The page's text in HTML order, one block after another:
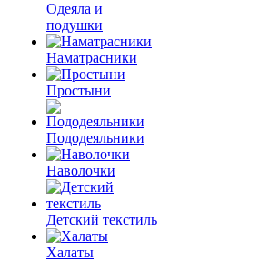
Одеяла и
подушки
Наматрасники
Простыни
Пододеяльники
Наволочки
Детский текстиль
Халаты